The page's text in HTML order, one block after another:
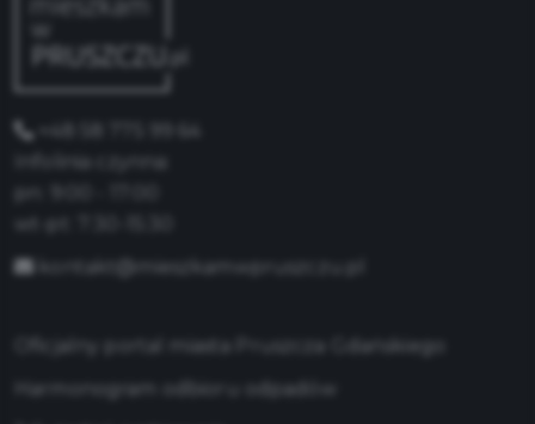
+48 58 775 99 64
Infolinia czynna:
kontakt@mieszkamwpruszczu.pl
Oficjalny portal miasta Pruszcza Gdańskiego
Harmonogram odbioru odpadów